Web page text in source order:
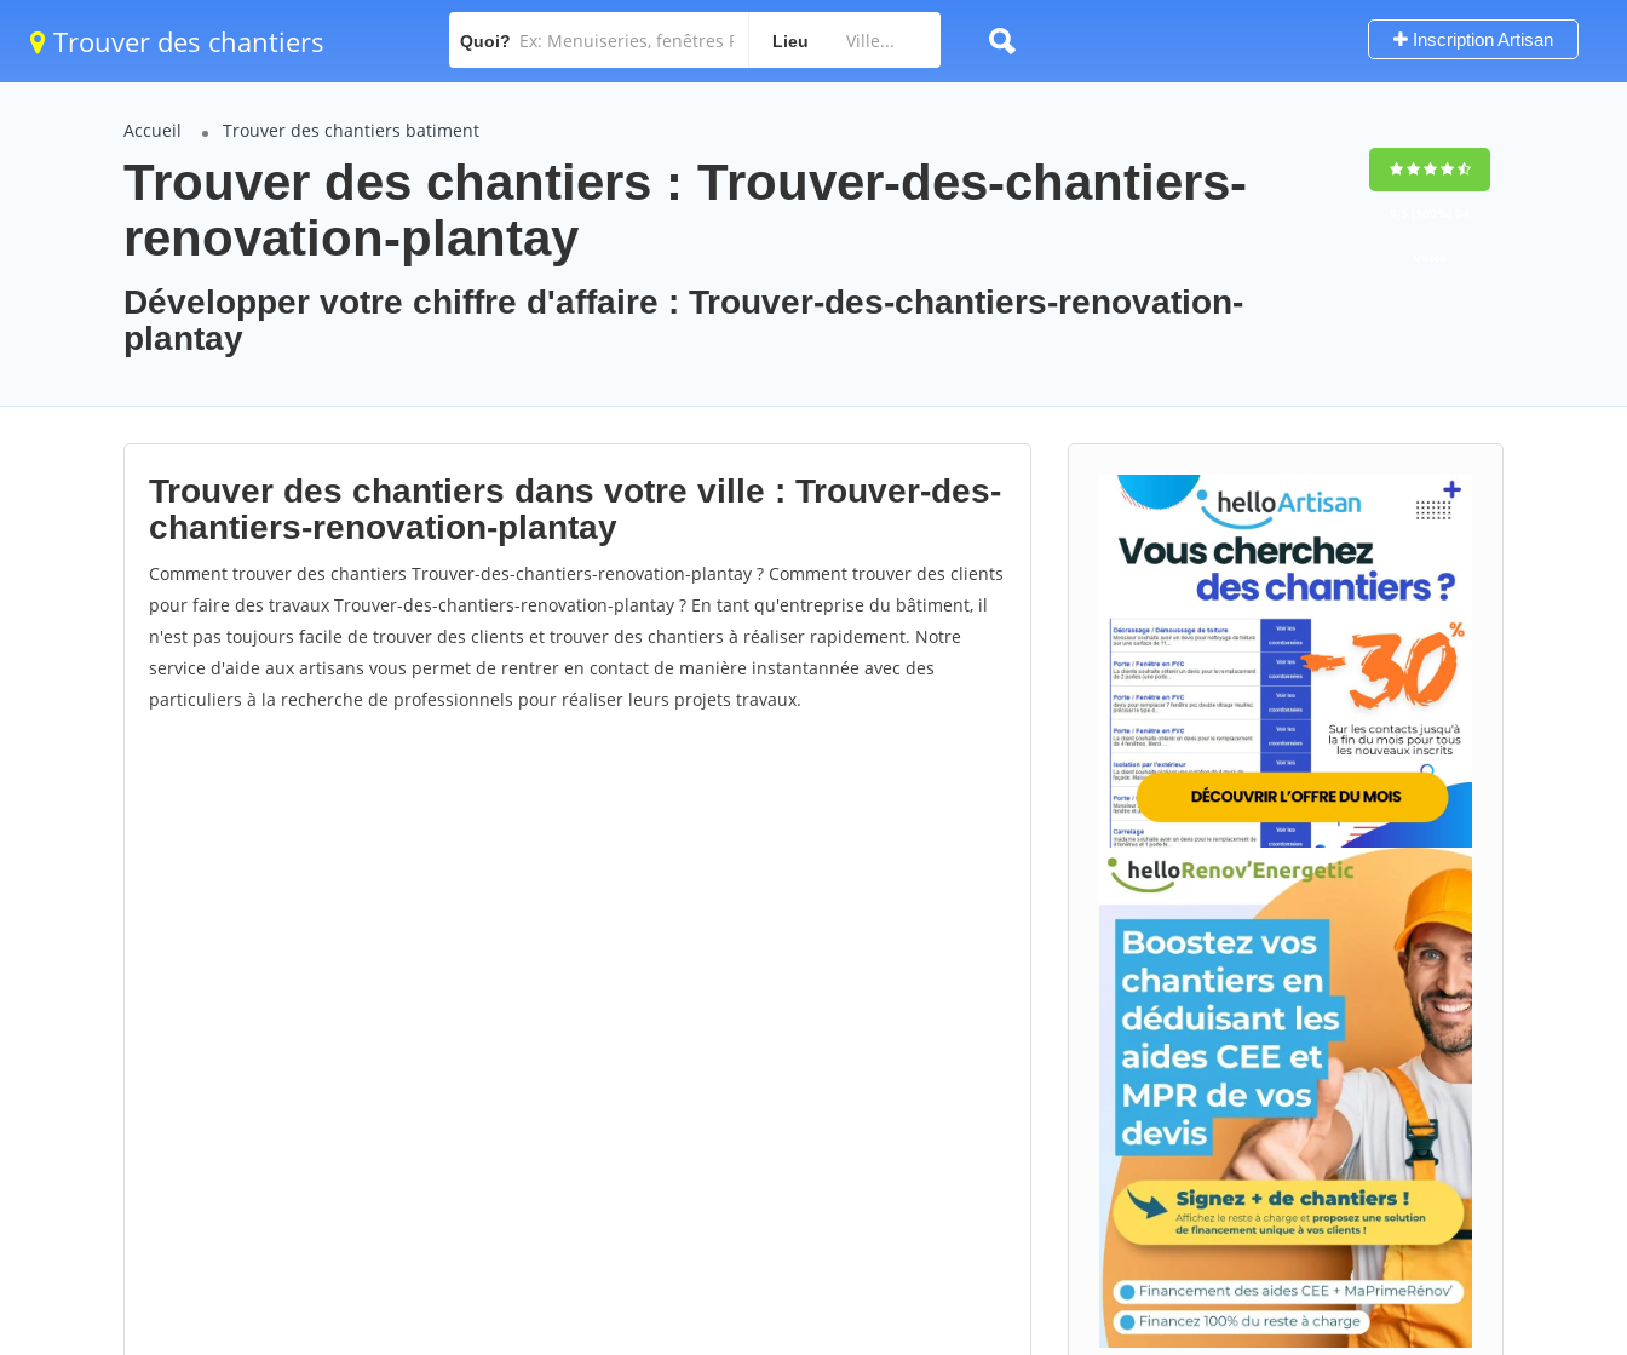
Trouver des chantiers Quoi? Lieu Inscription Artisan
Accueil Trouver des chantiers batiment
Trouver des chantiers : Trouver-des-chantiers-
renovation-plantay
Développer votre chiffre d'affaire : Trouver-des-chantiers-renovation-
plantay
Trouver des chantiers dans votre ville : Trouver-des-
chantiers-renovation-plantay
Comment trouver des chantiers Trouver-des-chantiers-renovation-plantay ? Comment trouver des clients
pour faire des travaux Trouver-des-chantiers-renovation-plantay ? En tant qu'entreprise du bâtiment, il
n'est pas toujours facile de trouver des clients et trouver des chantiers à réaliser rapidement. Notre
service d'aide aux artisans vous permet de rentrer en contact de manière instantannée avec des
particuliers à la recherche de professionnels pour réaliser leurs projets travaux.